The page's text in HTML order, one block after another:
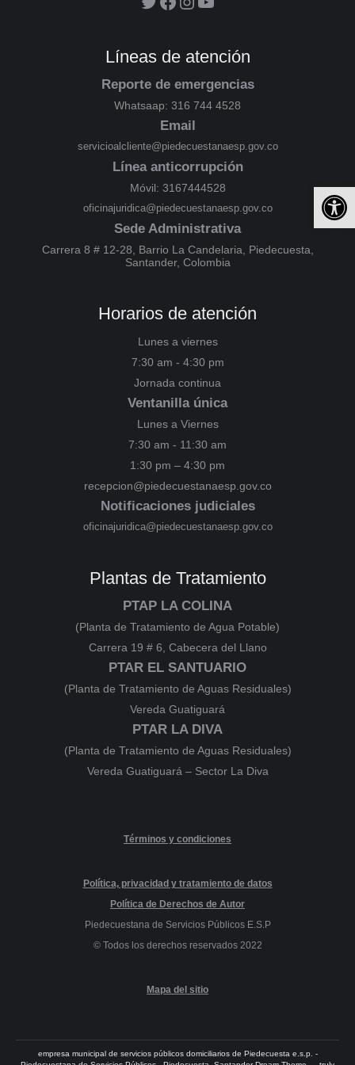
Líneas de atención
Reporte de emergencias
Whatsaap: 316 744 4528
Email
servicioalcliente@piedecuestanaesp.gov.co
Línea anticorrupción
Móvil: 3167444528
oficinajuridica@piedecuestanaesp.gov.co
Sede Administrativa
Carrera 8 # 12-28, Barrio La Candelaria, Piedecuesta,
Santander, Colombia
Horarios de atención
Lunes a viernes
7:30 am - 4:30 pm
Jornada continua
Ventanilla única
Lunes a Viernes
7:30 am - 11:30 am
1:30 pm – 4:30 pm
recepcion@piedecuestanaesp.gov.co
Notificaciones judiciales
oficinajuridica@piedecuestanaesp.gov.co
Plantas de Tratamiento
PTAP LA COLINA
(Planta de Tratamiento de Agua Potable)
Carrera 19 # 6, Cabecera del Llano
PTAR EL SANTUARIO
(Planta de Tratamiento de Aguas Residuales)
Vereda Guatiguará
PTAR LA DIVA
(Planta de Tratamiento de Aguas Residuales)
Vereda Guatiguará – Sector La Diva
Términos y condiciones
Política, privacidad y tratamiento de datos
Política de Derechos de Autor
Piedecuestana de Servicios Públicos E.S.P
© Todos los derechos reservados 2022
Mapa del sitio
empresa municipal de servicios públicos domiciliarios de Piedecuesta e.s.p. -